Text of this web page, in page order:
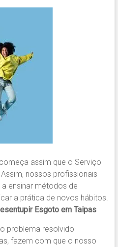
assim que o Serviço
nossos profissionais
ensinar métodos de
a prática de novos hábitos.
Esgoto em Taipas
problema resolvido
fazem com que o nosso